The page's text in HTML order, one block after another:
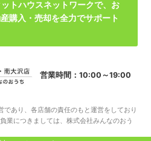
トハウスネットワークで、お
購入・売却を全力でサポート
営業時間：10:00～19:00
あり、各店舗の責任のもと運営をしており
業につきましては、株式会社みんなのおう